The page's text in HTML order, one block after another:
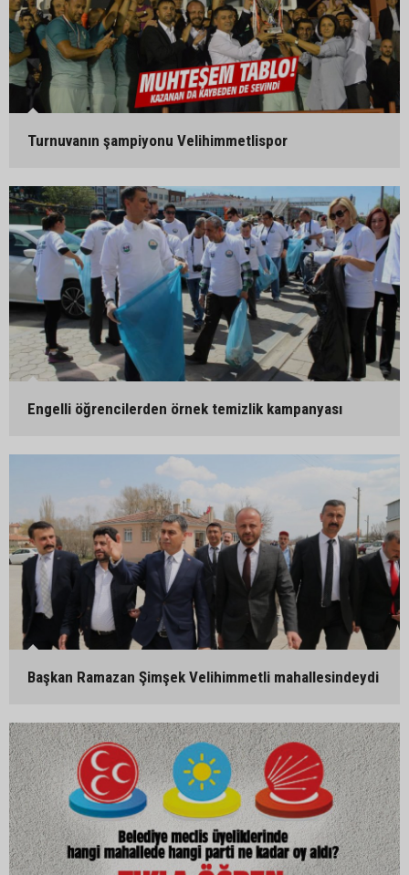
Turnuvanın şampiyonu Velihimmetlispor
Engelli öğrencilerden örnek temizlik kampanyası
Başkan Ramazan Şimşek Velihimmetli mahallesindeydi